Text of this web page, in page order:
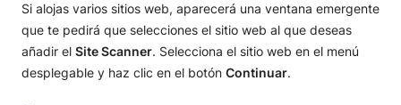
Si alojas varios sitios web, aparecerá una ventana emergente
que te pedirá que selecciones el sitio web al que deseas
añadir el Site Scanner. Selecciona el sitio web en el menú
desplegable y haz clic en el botón Continuar.